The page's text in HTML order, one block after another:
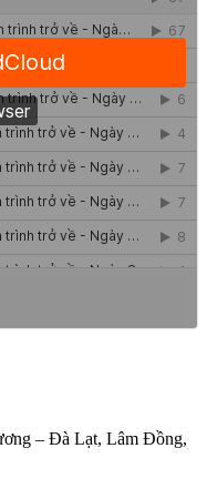
– Đà Lạt, Lâm Đồng,